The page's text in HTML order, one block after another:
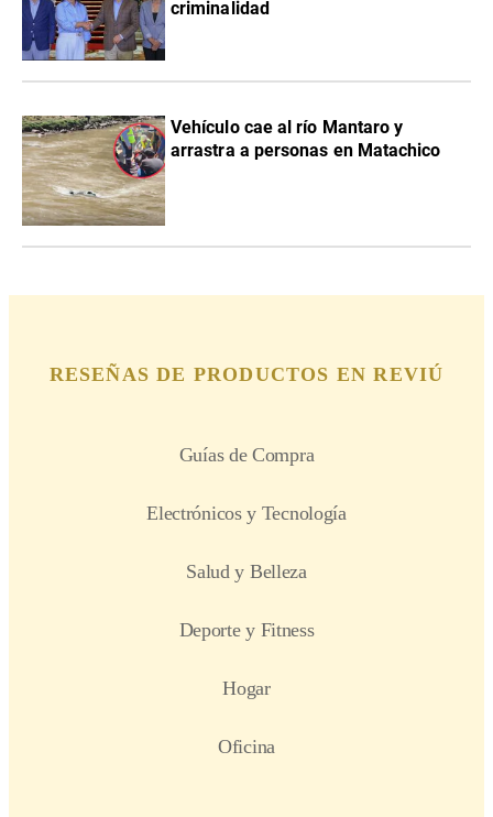
criminalidad
Vehículo cae al río Mantaro y
arrastra a personas en Matachico